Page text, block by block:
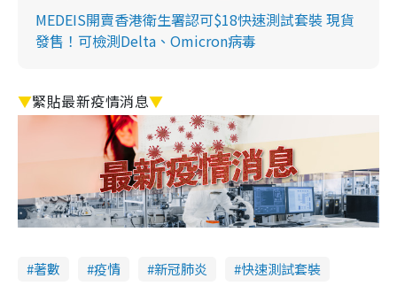
MEDEIS開賣香港衛生署認可$18快速測試套裝 現貨
發售！可檢測Delta、Omicron病毒
▼緊貼最新疫情消息▼
著數 疫情 新冠肺炎
快速測試套裝